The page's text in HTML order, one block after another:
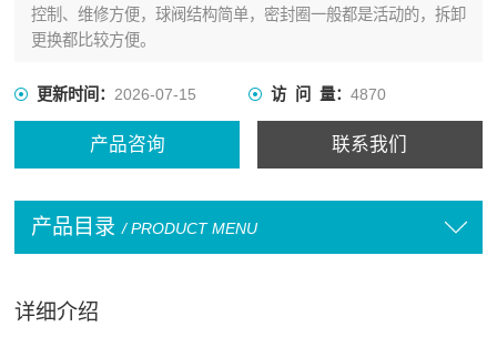
控制、维修方便，球阀结构简单，密封圈一般都是活动的，拆卸
更换都比较方便。
更新时间： 2026-07-15 访 问 量： 4870
产品咨询 联系我们
产品目录 / PRODUCT MENU
详细介绍